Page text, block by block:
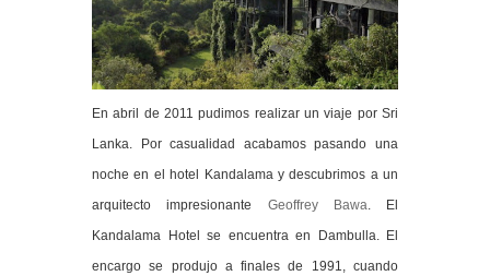
En abril de 2011 pudimos realizar un viaje por Sri
Lanka. Por casualidad acabamos pasando una
noche en el hotel Kandalama y descubrimos a un
arquitecto impresionante Geoffrey Bawa. El
Kandalama Hotel se encuentra en Dambulla. El
encargo se produjo a finales de 1991, cuando